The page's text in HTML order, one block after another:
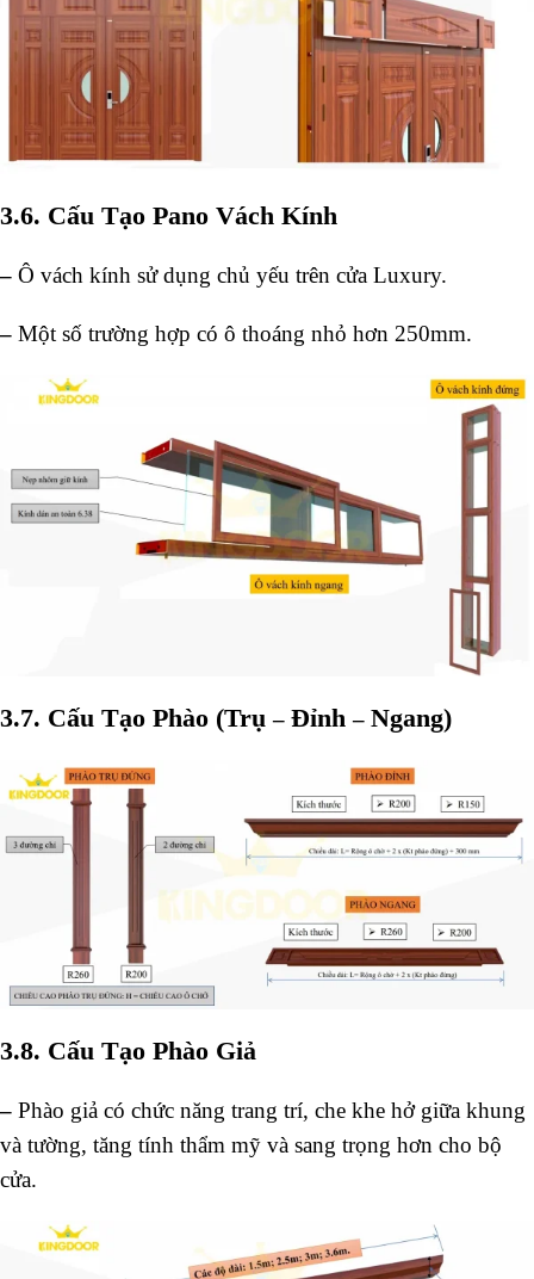
3.6. Cấu Tạo Pano Vách Kính
– Ô vách kính sử dụng chủ yếu trên cửa Luxury.
– Một số trường hợp có ô thoáng nhỏ hơn 250mm.
3.7. Cấu Tạo Phào (Trụ– Đỉnh– Ngang)
3.8. Cấu Tạo Phào Giả
– Phào giả có chức năng trang trí, che khe hở giữa khung
và tường, tăng tính thẩm mỹ và sang trọng hơn cho bộ
cửa.